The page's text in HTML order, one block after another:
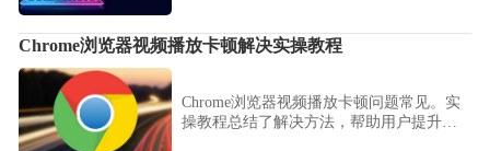
Chrome浏览器视频播放卡顿解决实操教程
Chrome浏览器视频播放卡顿问题常见。实
操教程总结了解决方法，帮助用户提升播